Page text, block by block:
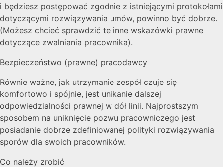
i będziesz postępować zgodnie z istniejącymi protokołami
dotyczącymi rozwiązywania umów, powinno być dobrze.
(Możesz chcieć sprawdzić te inne wskazówki prawne
dotyczące zwalniania pracownika).
Bezpieczeństwo (prawne) pracodawcy
Równie ważne, jak utrzymanie zespół czuje się
komfortowo i spójnie, jest unikanie dalszej
odpowiedzialności prawnej w dół linii. Najprostszym
sposobem na uniknięcie pozwu pracowniczego jest
posiadanie dobrze zdefiniowanej polityki rozwiązywania
sporów dla swoich pracowników.
Co należy zrobić